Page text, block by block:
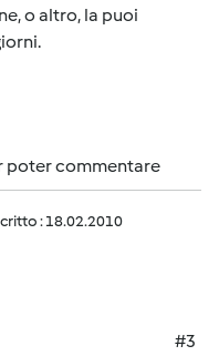
o altro, la puoi
poter commentare
: 18.02.2010
#3